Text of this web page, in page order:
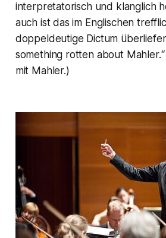
interpretatorisch und klanglich
auch ist das im Englischen
doppeldeutige Dictum
something rotten about Mahler.“
mit Mahler.)